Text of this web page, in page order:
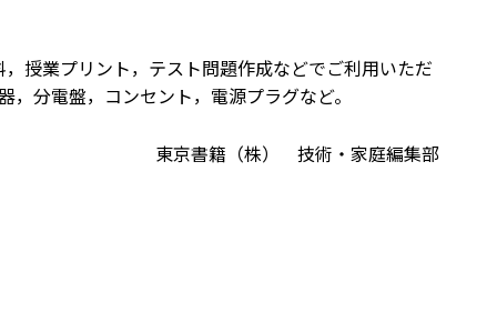
授業プリント，テスト問題作成などでご利用いただ
分電盤，コンセント，電源プラグなど。
東京書籍（株） 技術・家庭編集部